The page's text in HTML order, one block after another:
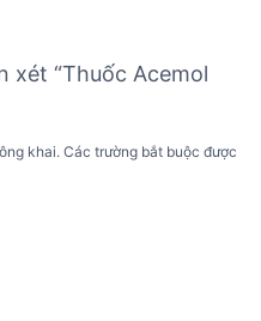
xét “Thuốc Acemol
khai. Các trường bắt buộc được